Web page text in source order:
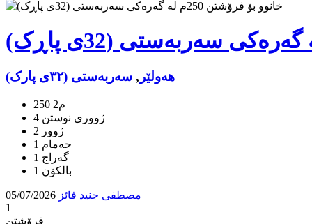
هه‌ولێر , سەربەستی (٣٢ی پارک)
250 م2
4 ژووری نوستن
2 ژوور
1 حەمام
1 گه‌راج
1 بالكۆن
مصطفی جنید فائز 05/07/2026
1
فرۆشتن